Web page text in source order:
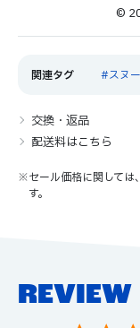
©
スヌ
交換・返品
配送料はこちら
※セール価格に関しては
す。
REVIEW